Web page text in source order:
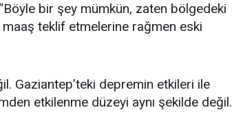
bir şey mümkün, zaten bölgedeki
teklif etmelerine rağmen eski
Gaziantep’teki depremin etkileri ile
etkilenme düzeyi aynı şekilde değil.